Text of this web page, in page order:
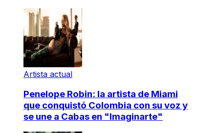
Artista actual
Penelope Robin: la artista de Miami
que conquistó Colombia con su voz y
se une a Cabas en "Imaginarte"